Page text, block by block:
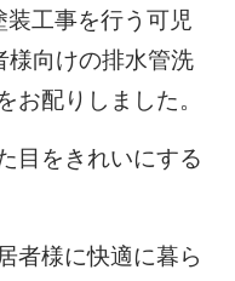
工事を行う可児
様向けの排水管洗
お配りしました。
目をきれいにする
者様に快適に暮ら